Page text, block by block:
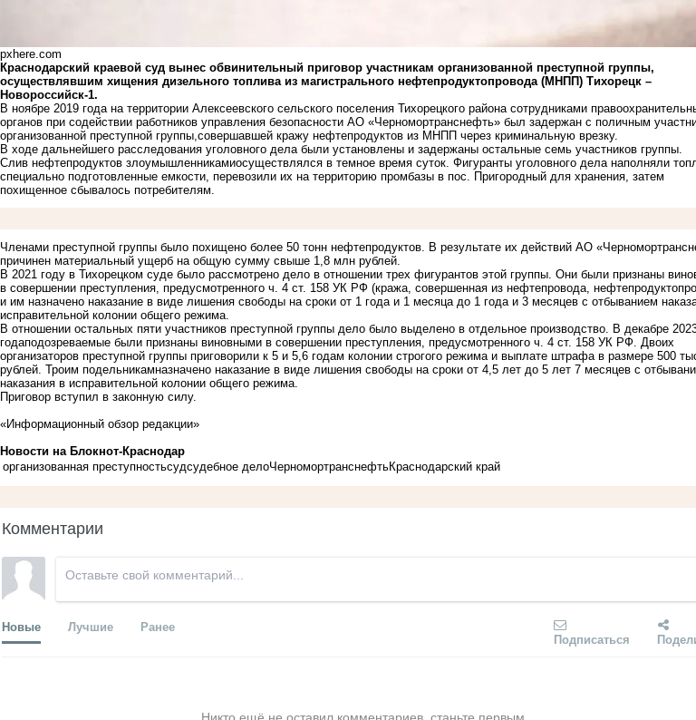
pxhere.com
Краснодарский краевой суд вынес обвинительный приговор участникам организованной преступной группы,
осуществлявшим хищения дизельного топлива из магистрального нефтепродуктопровода (МНПП) Тихорецк –
Новороссийск-1.
В ноябре 2019 года на территории Алексеевского сельского поселения Тихорецкого района сотрудниками
органов при содействии работников управления безопасности АО «Черномортранснефть» был задержан с поличным
организованной преступной группы,совершавшей кражу нефтепродуктов из МНПП через криминальную врезку.
В ходе дальнейшего расследования уголовного дела были установлены и задержаны остальные семь участников группы.
Слив нефтепродуктов злоумышленникамиосуществлялся в темное время суток. Фигуранты уголовного дела наполняли
специально подготовленные емкости, перевозили их на территорию промбазы в пос. Пригородный для хранения, затем
похищенное сбывалось потребителям.
Членами преступной группы было похищено более 50 тонн нефтепродуктов. В результате их действий АО
причинен материальный ущерб на общую сумму свыше 1,8 млн рублей.
В 2021 году в Тихорецком суде было рассмотрено дело в отношении трех фигурантов этой группы. Они были признаны
в совершении преступления, предусмотренного ч. 4 ст. 158 УК РФ (кража, совершенная из нефтепровода,
и им назначено наказание в виде лишения свободы на сроки от 1 года и 1 месяца до 1 года и 3 месяцев с отбыванием
исправительной колонии общего режима.
В отношении остальных пяти участников преступной группы дело было выделено в отдельное производство. В декабре
годаподозреваемые были признаны виновными в совершении преступления, предусмотренного ч. 4 ст. 158 УК РФ. Двоих
организаторов преступной группы приговорили к 5 и 5,6 годам колонии строгого режима и выплате штрафа в размере 500
рублей. Троим подельникамназначено наказание в виде лишения свободы на сроки от 4,5 лет до 5 лет 7 месяцев с
наказания в исправительной колонии общего режима.
Приговор вступил в законную силу.
«Информационный обзор редакции»
Новости на Блoкнoт-Краснодар
организованная преступностьсудсудебное делоЧерномортранснефтьКраснодарский край
Комментарии
Новые Лучшие Ранее
Подписаться
Никто ещё не оставил комментариев, станьте первым.